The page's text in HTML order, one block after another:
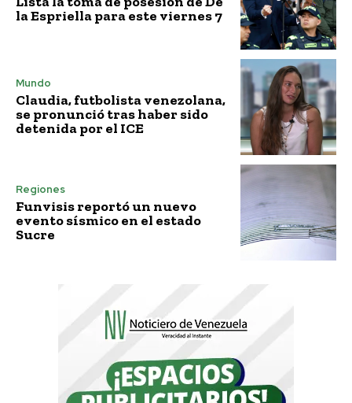
la Espriella para este viernes 7
Mundo
Claudia, futbolista venezolana,
se pronunció tras haber sido
detenida por el ICE
Regiones
Funvisis reportó un nuevo
evento sísmico en el estado
Sucre